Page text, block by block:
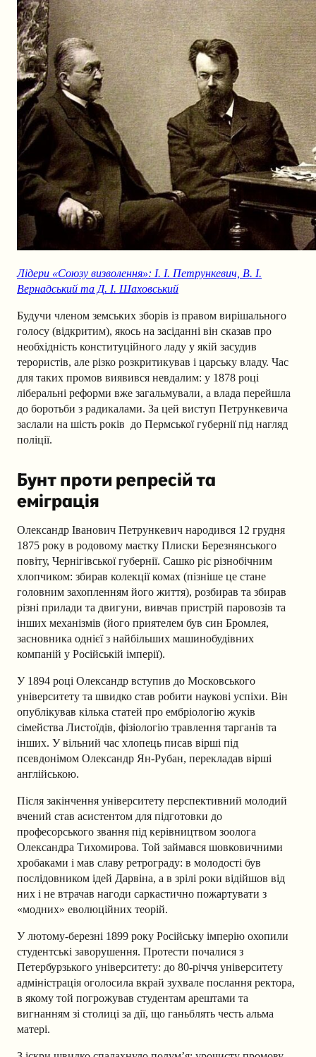
Лідери «Союзу визволення»: І. І. Петрункевич, В. І.
Вернадський та Д. І. Шаховський
Будучи членом земських зборів із правом вирішального
голосу (відкритим), якось на засіданні він сказав про
необхідність конституційного ладу у якій засудив
терористів, але різко розкритикував і царську владу. Час
для таких промов виявився невдалим: у 1878 році
ліберальні реформи вже загальмували, а влада перейшла
до боротьби з радикалами. За цей виступ Петрункевича
заслали на шість років до Пермської губернії під нагляд
поліції.
Бунт проти репресій та
еміграція
Олександр Іванович Петрункевич народився 12 грудня
1875 року в родовому маєтку Плиски Березнянського
повіту, Чернігівської губернії. Сашко ріс різнобічним
хлопчиком: збирав колекції комах (пізніше це стане
головним захопленням його життя), розбирав та збирав
різні прилади та двигуни, вивчав пристрій паровозів та
інших механізмів (його приятелем був син Бромлея,
засновника однієї з найбільших машинобудівних
компаній у Російській імперії).
У 1894 році Олександр вступив до Московського
університету та швидко став робити наукові успіхи. Він
опублікував кілька статей про ембріологію жуків
сімейства Листоїдів, фізіологію травлення тарганів та
інших. У вільний час хлопець писав вірші під
псевдонімом Олександр Ян-Рубан, перекладав вірші
англійською.
Після закінчення університету перспективний молодий
вчений став асистентом для підготовки до
професорського звання під керівництвом зоолога
Олександра Тихомирова. Той займався шовковичними
хробаками і мав славу ретрограду: в молодості був
послідовником ідей Дарвіна, а в зрілі роки відійшов від
них і не втрачав нагоди саркастично пожартувати з
«модних» еволюційних теорій.
У лютому-березні 1899 року Російську імперію охопили
студентські заворушення. Протести почалися з
Петербурзького університету: до 80-річчя університету
адміністрація оголосила вкрай зухвале послання ректора,
в якому той погрожував студентам арештами та
вигнанням зі столиці за дії, що ганьблять честь альма
матері.